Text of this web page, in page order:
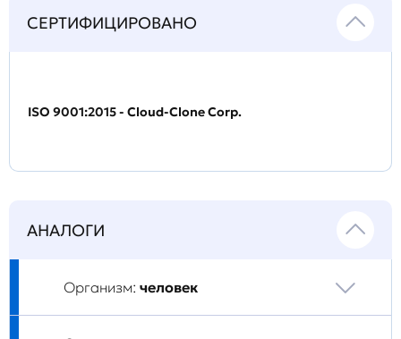
СЕРТИФИЦИРОВАНО
ISO 9001:2015 - Cloud-Clone Corp.
АНАЛОГИ
Организм: человек